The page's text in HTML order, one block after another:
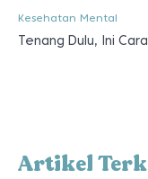
Kesehatan Mental
Tenang Dulu, Ini
Artikel